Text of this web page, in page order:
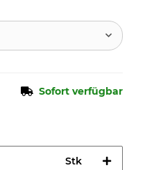
Sofort verfügbar
Stk